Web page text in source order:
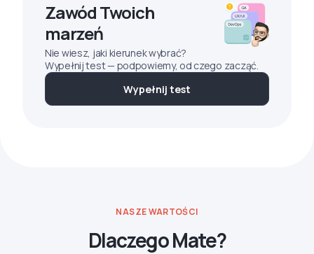
Zawód Twoich
marzeń
Nie wiesz, jaki kierunek wybrać?
Wypełnij test — podpowiemy, od czego zacząć.
Wypełnij test
NASZE WARTOŚCI
Dlaczego Mate?